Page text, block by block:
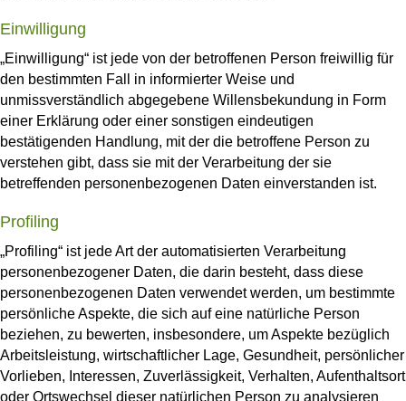
Einwilligung
„Einwilligung“ ist jede von der betroffenen Person freiwillig für
den bestimmten Fall in informierter Weise und
unmissverständlich abgegebene Willensbekundung in Form
einer Erklärung oder einer sonstigen eindeutigen
bestätigenden Handlung, mit der die betroffene Person zu
verstehen gibt, dass sie mit der Verarbeitung der sie
betreffenden personenbezogenen Daten einverstanden ist.
Profiling
„Profiling“ ist jede Art der automatisierten Verarbeitung
personenbezogener Daten, die darin besteht, dass diese
personenbezogenen Daten verwendet werden, um bestimmte
persönliche Aspekte, die sich auf eine natürliche Person
beziehen, zu bewerten, insbesondere, um Aspekte bezüglich
Arbeitsleistung, wirtschaftlicher Lage, Gesundheit, persönlicher
Vorlieben, Interessen, Zuverlässigkeit, Verhalten, Aufenthaltsort
oder Ortswechsel dieser natürlichen Person zu analysieren